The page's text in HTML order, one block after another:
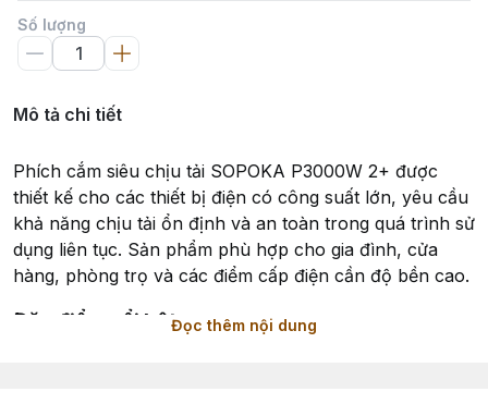
Số lượng
Mô tả chi tiết
Phích cắm siêu chịu tải SOPOKA P3000W 2+ được
thiết kế cho các thiết bị điện có công suất lớn, yêu cầu
khả năng chịu tải ổn định và an toàn trong quá trình sử
dụng liên tục. Sản phẩm phù hợp cho gia đình, cửa
hàng, phòng trọ và các điểm cấp điện cần độ bền cao.
Đặc điểm nổi bậtĐọc thêm nội dung